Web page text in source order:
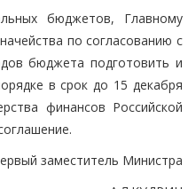
бюджетов, Главному
по согласованию с
бюджета подготовить и
в срок до 15 декабря
финансов Российской
заместитель Министра